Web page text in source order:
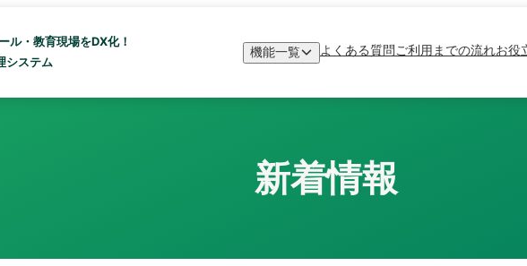
ル・教育現場をDX化！
システム
機能一覧 よくある質問ご利用までの流れお役
新着情報